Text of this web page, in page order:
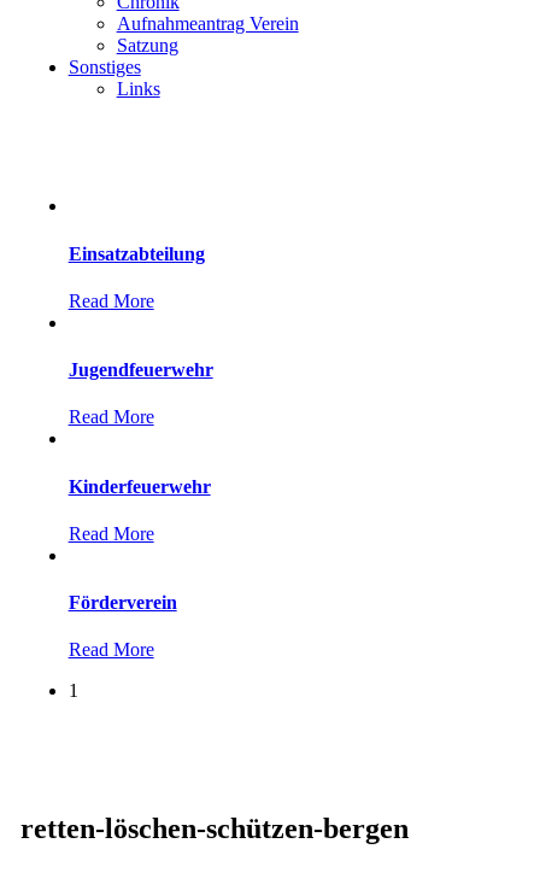
Aufnahmeantrag Verein
Satzung
Sonstiges
Links
Einsatzabteilung
Read More
Jugendfeuerwehr
Read More
Kinderfeuerwehr
Read More
Förderverein
Read More
1
retten-löschen-schützen-bergen